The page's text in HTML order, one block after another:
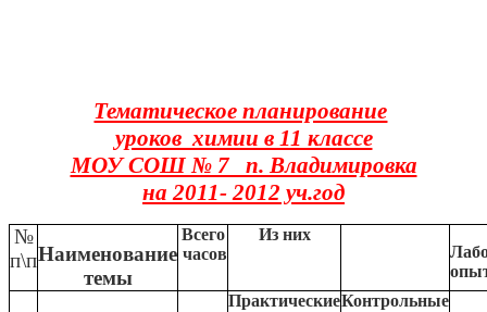
Тематическое планирование
уроков химии в 11 классе
МОУ СОШ № 7 п. Владимировка
на 2011- 2012 уч.год
№
п\пНаименование
темы
Всего
часов
Из них
ПрактическиеКонтрольные